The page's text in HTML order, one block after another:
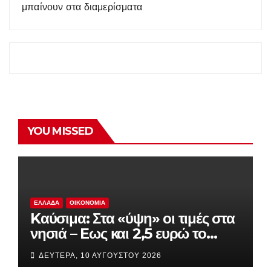
μπαίνουν στα διαμερίσματα
YOU MISSED
ΕΛΛΆΔΑ ΟΙΚΟΝΟΜΊΑ
Kαύσιμα: Στα «ύψη» οι τιμές στα
νησιά – Eως και 2,5 ευρώ το
λίτρο
ΔΕΥΤΈΡΑ, 10 ΑΥΓΟΎΣΤΟΥ 2026